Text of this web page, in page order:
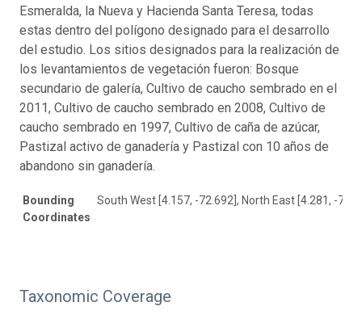
Esmeralda, la Nueva y Hacienda Santa Teresa, todas
estas dentro del polígono designado para el desarrollo
del estudio. Los sitios designados para la realización de
los levantamientos de vegetación fueron: Bosque
secundario de galería, Cultivo de caucho sembrado en el
2011, Cultivo de caucho sembrado en 2008, Cultivo de
caucho sembrado en 1997, Cultivo de caña de azúcar,
Pastizal activo de ganadería y Pastizal con 10 años de
abandono sin ganadería.
Bounding
Coordinates
South West [4.157, -72.692], North East [4.281, -
Taxonomic Coverage